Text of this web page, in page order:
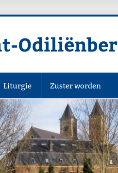
Liturgie Zuster worden